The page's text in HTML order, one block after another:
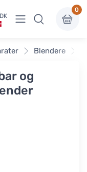
Vis undermenu
0
Blendere
og